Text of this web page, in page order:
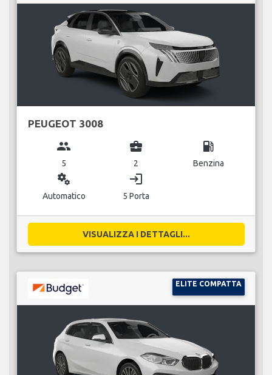
PEUGEOT 3008
group
5
business_center
2
local_gas_station
Benzina
miscellaneous_services
Automatico
login
5 Porta
VISUALIZZA I DETTAGLI...
ELITE COMPATTA